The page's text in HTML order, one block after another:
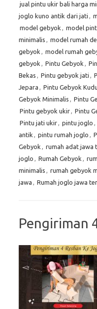
jual pintu ukir bali harga
joglo kuno antik dari jati ,
model gebyok , model
minimalis , model rumah
gebyok , model rumah
gebyok , Pintu Gebyok ,
Bekas , Pintu gebyok jati ,
Jepara , Pintu Gebyok
Gebyok Minimalis , Pintu
Pintu gebyok ukir, Pintu
Pintu jati ukir, pintu joglo ,
antik , pintu rumah joglo ,
Gebyok , rumah adat jawa
joglo , Rumah Gebyok ,
minimalis , rumah gebyok
jawa , Rumah joglo jawa
Pengiriman